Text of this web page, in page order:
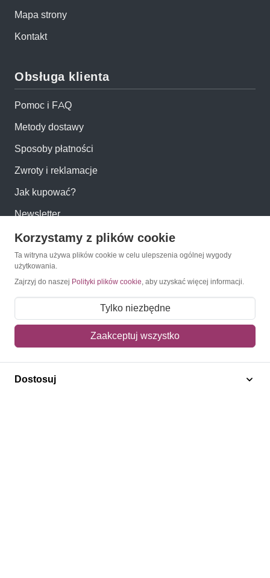
Mapa strony
Kontakt
Obsługa klienta
Pomoc i FAQ
Metody dostawy
Sposoby płatności
Zwroty i reklamacje
Jak kupować?
Newsletter
Konto
Moje konto
Mój koszyk
Adres dostawy
Polecamy
Korzystamy z plików cookie
Ta witryna używa plików cookie w celu ulepszenia ogólnej wygody
użytkowania.
Zajrzyj do naszej Polityki plików cookie, aby uzyskać więcej informacji.
Tylko niezbędne
Zaakceptuj wszystko
Dostosuj